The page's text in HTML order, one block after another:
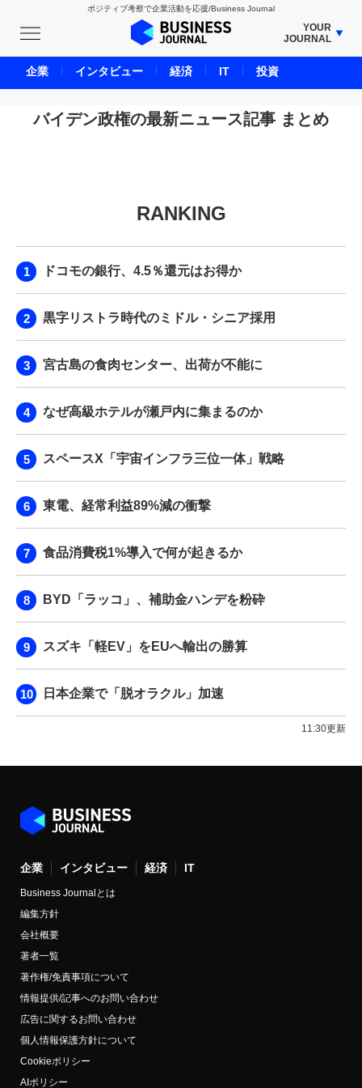
ポジティブ考察で企業活動を応援/Business Journal
YOUR
JOURNAL
BUSINESS JOURNAL
UNICORN JOURNAL
CARBON CREDITS JOURNAL
LIFE ENDING JOURNAL
BPaaS JOURNAL
バイデン政権の最新ニュース記事 まとめ
RANKING
ドコモの銀行、4.5％還元はお得か
黒字リストラ時代のミドル・シニア採用
宮古島の食肉センター、出荷が不能に
なぜ高級ホテルが瀬戸内に集まるのか
スペースX「宇宙インフラ三位一体」戦略
東電、経常利益89%減の衝撃
食品消費税1%導入で何が起きるか
BYD「ラッコ」、補助金ハンデを粉砕
スズキ「軽EV」をEUへ輸出の勝算
日本企業で「脱オラクル」加速
11:30更新
企業 インタビュー 経済 IT
Business Journalとは
編集方針
会社概要
著者一覧
著作権/免責事項について
情報提供/記事へのお問い合わせ
広告に関するお問い合わせ
個人情報保護方針について
Cookieポリシー
AIポリシー
企業 インタビュー 経済 IT 投資